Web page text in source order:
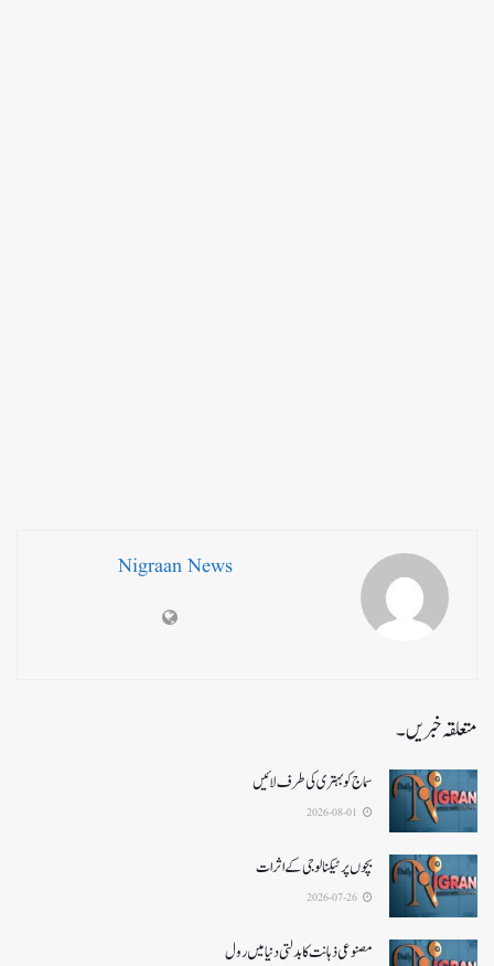
Nigraan News
متعلقہ خبریں۔
سماج کو بہتری کی طرف لائیں
بچوں پر ٹیکنالوجی کے اثرات
مصنوعی ذہانت کا بدلتی دنیا میں رول